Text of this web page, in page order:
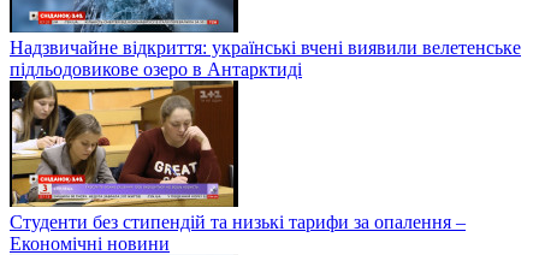
Надзвичайне відкриття: українські вчені виявили велетенське
підльодовикове озеро в Антарктиді
Студенти без стипендій та низькі тарифи за опалення –
Економічні новини